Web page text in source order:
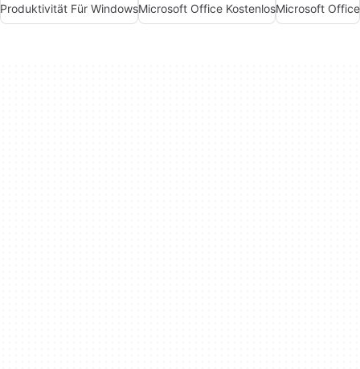
Produktivität Für WindowsMicrosoft Office KostenlosMicrosoft Office